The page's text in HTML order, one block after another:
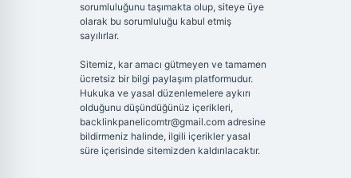
sorumluluğunu taşımakta olup, siteye üye
olarak bu sorumluluğu kabul etmiş
sayılırlar.
Sitemiz, kar amacı gütmeyen ve tamamen
ücretsiz bir bilgi paylaşım platformudur.
Hukuka ve yasal düzenlemelere aykırı
olduğunu düşündüğünüz içerikleri,
backlinkpanelicomtr@gmail.comadresine
bildirmeniz halinde, ilgili içerikler yasal
süre içerisinde sitemizden kaldırılacaktır.